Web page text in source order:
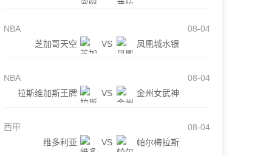
NBA
08-04
芝加哥天空
VS 凤凰城水银
NBA
08-04
拉斯维加斯王牌
VS 金州女武神
西甲
08-04
维多利亚
VS 帕尔梅拉斯